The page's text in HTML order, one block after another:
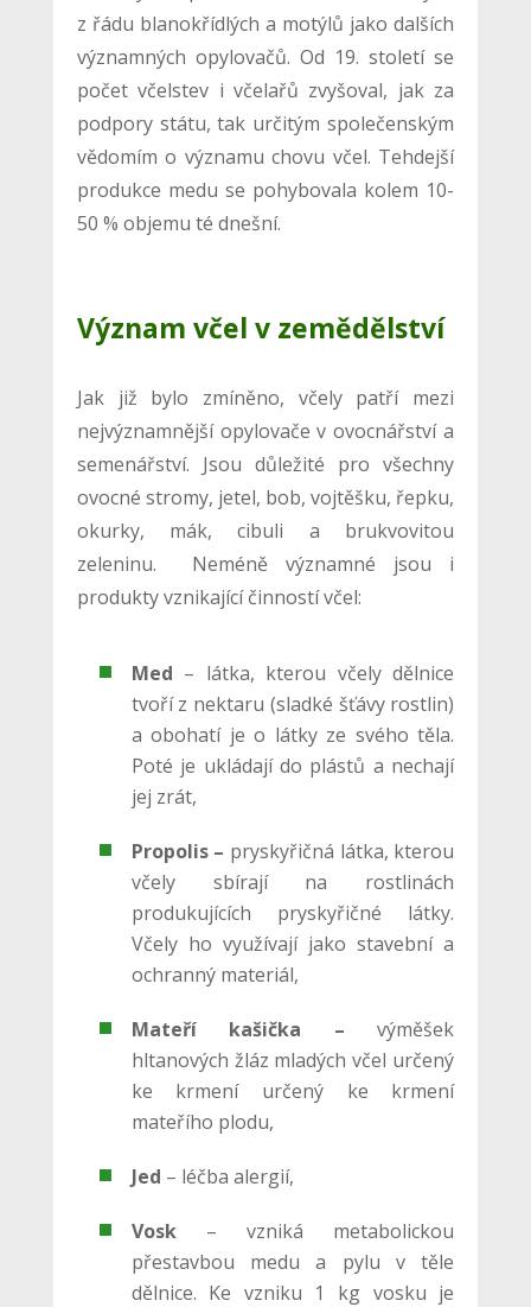
z řádu blanokřídlých a motýlů jako dalších
významných opylovačů. Od 19. století se
počet včelstev i včelařů zvyšoval, jak za
podpory státu, tak určitým společenským
vědomím o významu chovu včel. Tehdejší
produkce medu se pohybovala kolem 10-
50 % objemu té dnešní.
Význam včel v zemědělství
Jak již bylo zmíněno, včely patří mezi
nejvýznamnější opylovače v ovocnářství a
semenářství. Jsou důležité pro všechny
ovocné stromy, jetel, bob, vojtěšku, řepku,
okurky, mák, cibuli a brukvovitou
zeleninu. Neméně významné jsou i
produkty vznikající činností včel:
Med – látka, kterou včely dělnice
tvoří z nektaru (sladké šťávy rostlin)
a obohatí je o látky ze svého těla.
Poté je ukládají do plástů a nechají
jej zrát,
Propolis – pryskyřičná látka, kterou
včely sbírají na rostlinách
produkujících pryskyřičné látky.
Včely ho využívají jako stavební a
ochranný materiál,
Mateří kašička –výměšek
hltanových žláz mladých včel určený
ke krmení určený ke krmení
mateřího plodu,
Jed – léčba alergií,
Vosk– vzniká metabolickou
přestavbou medu a pylu v těle
dělnice. Ke vzniku 1 kg vosku je